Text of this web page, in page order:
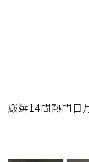
嚴選14間熱門日